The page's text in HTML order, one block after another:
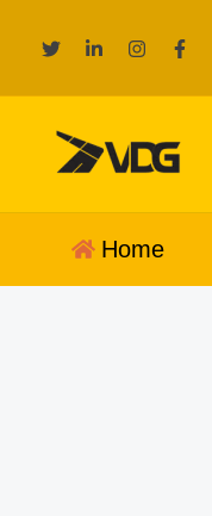
dung
Home